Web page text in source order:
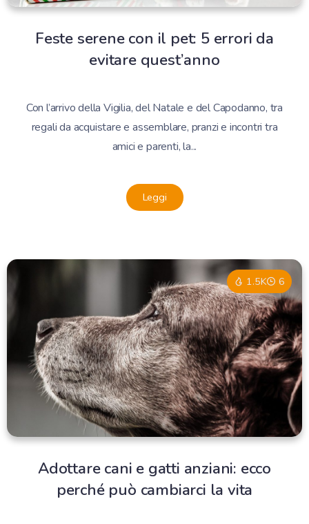
Feste serene con il pet: 5 errori da
evitare quest’anno
Con l’arrivo della Vigilia, del Natale e del Capodanno, tra
regali da acquistare e assemblare, pranzi e incontri tra
amici e parenti, la...
Leggi
1.5K 6
Adottare cani e gatti anziani: ecco
perché può cambiarci la vita